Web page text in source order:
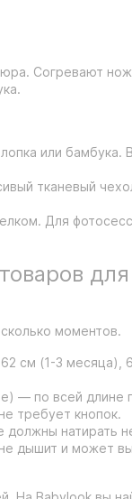
Согревают
или бамбука.
тканевый
Для
для
моментов.
см (1-3 месяца),
— по всей длине
требует кнопок.
должны натирать
дышит и может